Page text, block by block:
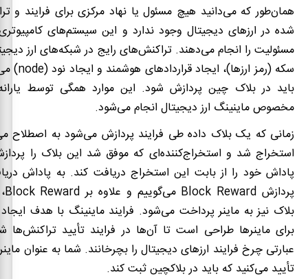
همان‌طور که می‌دانید هیچ مسئول یا نهاد مرکزی برای فرایند و
شده در ارزهای دیجیتال وجود ندارد و این سیستم‌های
مسئولیت را انجام می‌دهند. تراکنش‌های رایج در شبکه‌های ارز
سکه (رمز ارزها)، ایجاد قراردادهای هوشمند و ایجاد نود (node
)
باید در بلاک چین پردازش شود. این موارد همگی توسط
مخصوص ماینینگ ارز دیجیتال انجام می‌شود.
زمانی که یک بلاک داده طی فرایند پردازش می‌شود به اصطلاح
استخراج شد و استخراج‌کننده‌ای که موفق شد این بلاک را
پاداش خود را از بابت این استخراج دریافت کند. به پاداش
پردازش Block Reward می‌گوییم و علاوه بر Block Reward
بلاک نیز به ماینر پرداخت می‌شود. فرایند ماینینگ با هدف ایجاد
برای ماینرها طراحی است تا آن‌ها در فرایند تأیید
عبارتی چرخ فرایند ارزهای دیجیتال را بچرخانند. شما به عنوان
تأیید می‌کنید که باید در بلاکچین ثبت کند.